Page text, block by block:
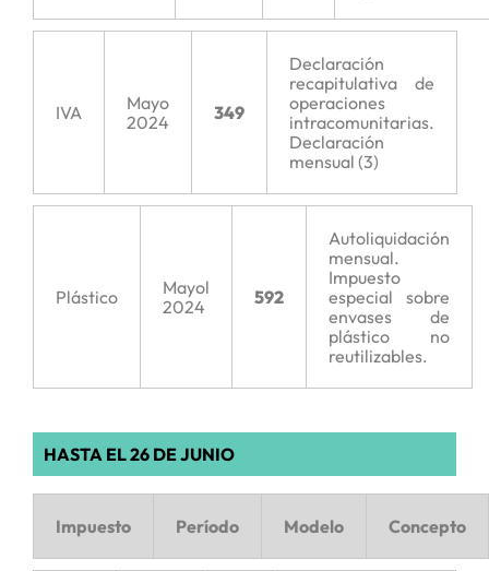
IVA
Mayo
2024
349
Declaración
recapitulativa de
operaciones
intracomunitarias.
Declaración
mensual (3)
Plástico
Mayol
2024
592
Autoliquidación
mensual.
Impuesto
especial sobre
envases de
plástico no
reutilizables.
HASTA EL 26 DE JUNIO
Impuesto Período Modelo Concepto